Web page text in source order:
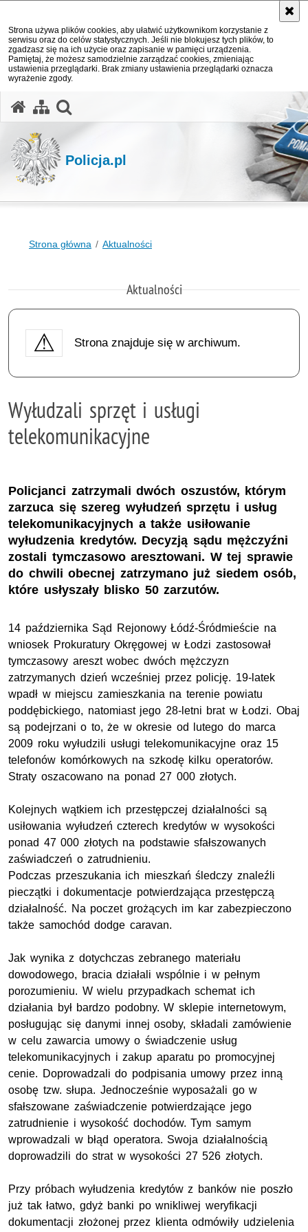
Strona używa plików cookies, aby ułatwić użytkownikom korzystanie z
serwisu oraz do celów statystycznych. Jeśli nie blokujesz tych plików, to
zgadzasz się na ich użycie oraz zapisanie w pamięci urządzenia.
Pamiętaj, że możesz samodzielnie zarządzać cookies, zmieniając
ustawienia przeglądarki. Brak zmiany ustawienia przeglądarki oznacza
wyrażenie zgody.
Policja.pl
Strona główna Aktualności
Aktualności
Strona znajduje się w archiwum.
Wyłudzali sprzęt i usługi
telekomunikacyjne
Policjanci zatrzymali dwóch oszustów, którym
zarzuca się szereg wyłudzeń sprzętu i usług
telekomunikacyjnych a także usiłowanie
wyłudzenia kredytów. Decyzją sądu mężczyźni
zostali tymczasowo aresztowani. W tej sprawie
do chwili obecnej zatrzymano już siedem osób,
które usłyszały blisko 50 zarzutów.
14 października Sąd Rejonowy Łódź-Śródmieście na
wniosek Prokuratury Okręgowej w Łodzi zastosował
tymczasowy areszt wobec dwóch mężczyzn
zatrzymanych dzień wcześniej przez policję. 19-latek
wpadł w miejscu zamieszkania na terenie powiatu
poddębickiego, natomiast jego 28-letni brat w Łodzi. Obaj
są podejrzani o to, że w okresie od lutego do marca
2009 roku wyłudzili usługi telekomunikacyjne oraz 15
telefonów komórkowych na szkodę kilku operatorów.
Straty oszacowano na ponad 27 000 złotych.
Kolejnych wątkiem ich przestępczej działalności są
usiłowania wyłudzeń czterech kredytów w wysokości
ponad 47 000 złotych na podstawie sfałszowanych
zaświadczeń o zatrudnieniu.
Podczas przeszukania ich mieszkań śledczy znaleźli
pieczątki i dokumentacje potwierdzająca przestępczą
działalność. Na poczet grożących im kar zabezpieczono
także samochód dodge caravan.
Jak wynika z dotychczas zebranego materiału
dowodowego, bracia działali wspólnie i w pełnym
porozumieniu. W wielu przypadkach schemat ich
działania był bardzo podobny. W sklepie internetowym,
posługując się danymi innej osoby, składali zamówienie
w celu zawarcia umowy o świadczenie usług
telekomunikacyjnych i zakup aparatu po promocyjnej
cenie. Doprowadzali do podpisania umowy przez inną
osobę tzw. słupa. Jednocześnie wyposażali go w
sfałszowane zaświadczenie potwierdzające jego
zatrudnienie i wysokość dochodów. Tym samym
wprowadzali w błąd operatora. Swoja działalnością
doprowadzili do strat w wysokości 27 526 złotych.
Przy próbach wyłudzenia kredytów z banków nie poszło
już tak łatwo, gdyż banki po wnikliwej weryfikacji
dokumentacji złożonej przez klienta odmówiły udzielenia